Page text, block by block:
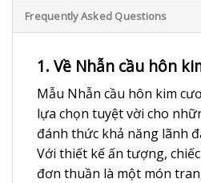
Frequently Asked Questions
1. Về Nhẫn cầu hôn
Mẫu Nhẫn cầu hôn kim
lựa chọn tuyệt vời cho
đánh thức khả năng lãnh
Với thiết kế ấn tượng,
đơn thuần là một món